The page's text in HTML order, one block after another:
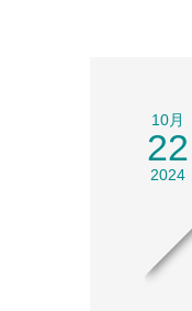
10月
22
2024